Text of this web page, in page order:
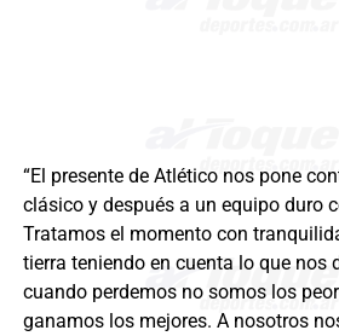
“El presente de Atlético nos pone
clásico y después a un equipo duro
Tratamos el momento con
tierra teniendo en cuenta lo que nos
cuando perdemos no somos los
ganamos los mejores. A nosotros